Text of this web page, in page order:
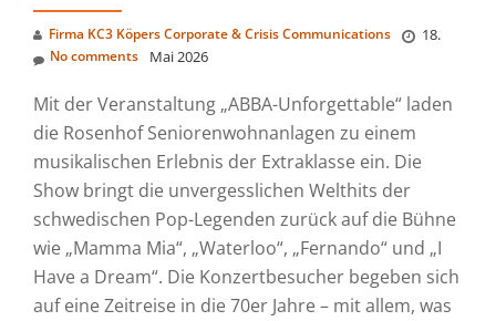
Firma KC3 Köpers Corporate & Crisis Communications
18.
Mai 2026
No comments
Mit der Veranstaltung „ABBA-Unforgettable“ laden
die Rosenhof Seniorenwohnanlagen zu einem
musikalischen Erlebnis der Extraklasse ein. Die
Show bringt die unvergesslichen Welthits der
schwedischen Pop-Legenden zurück auf die Bühne
wie „Mamma Mia“, „Waterloo“, „Fernando“ und „I
Have a Dream“. Die Konzertbesucher begeben sich
auf eine Zeitreise in die 70er Jahre – mit allem, was